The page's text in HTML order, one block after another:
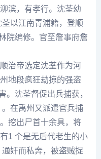
滨，有孝行。沈荃幼
以江南青浦籍，登顺
院编修。官至詹事府詹
顺治帝选定沈荃作为河
地段疯狂劫掠的强盗
。沈荃督促出兵捕获，
在禹州又派遣官兵捕
挖出尸首十余具，将
1 个是无后代老生的小
奸而私奔，被盗贼捉